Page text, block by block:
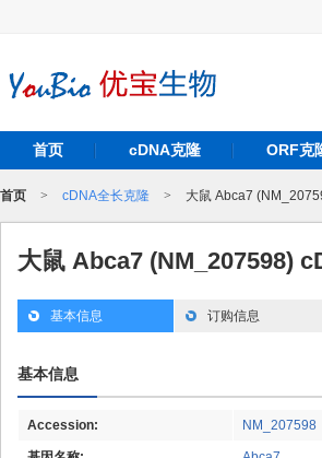
首页 cDNA克隆 ORF克
首页 > cDNA全长克隆 > 大鼠 Abca7
大鼠 Abca7 (NM_207598)
基本信息 订购信息
基本信息
Accession: NM_207598